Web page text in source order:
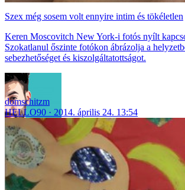
Szex még sosem volt ennyire intim és tökéletlen
Keren Moscovitch New York-i fotós nyílt
Szokatlanul őszinte fotókon ábrázolja a
sebezhetőséget és kiszolgáltatottságot.
domschitzm
HELLO90
2014. április 24. 13:54